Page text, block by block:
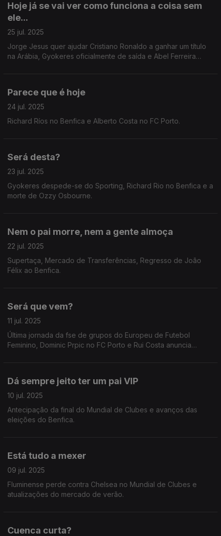
Hoje já se vai ver como funciona a coisa sem
ele...
25 jul. 2025
Jorge Jesus quer ajudar Cristiano Ronaldo a ganhar um título
na Arábia, Gyokeres oficialmente de saída e Abel Ferreira
Parece que é hoje
24 jul. 2025
Richard Ríos no Benfica e Alberto Costa no FC Porto.
Será desta?
23 jul. 2025
Gyokeres despede-se do Sporting, Richard Rio no Benfica e a
morte de Ozzy Osbourne.
Nem o pai morre, nem a gente almoça
22 jul. 2025
Supertaça, Mercado de Transferências, Regresso de João
Félix ao Benfica.
Será que vem?
11 jul. 2025
Última jornada da fse de grupos do Europeu de Futebol
Feminino, Dominic Prpic no FC Porto e Rui Costa anuncia
Dá sempre jeito ter um pai VIP
10 jul. 2025
Antecipação da final do Mundial de Clubes e avanços das
eleições do Benfica.
Está tudo a mexer
09 jul. 2025
Fluminense perde contra Chelsea no Mundial de Clubes e
atualizações do mercado de verão.
Cuenca curta?